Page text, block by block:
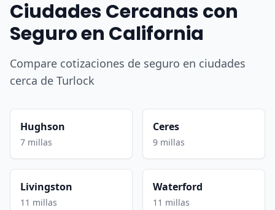
Ciudades Cercanas con
Seguro en California
Compare cotizaciones de seguro en ciudades
cerca de Turlock
Hughson
7 millas
Ceres
9 millas
Livingston
11 millas
Waterford
11 millas